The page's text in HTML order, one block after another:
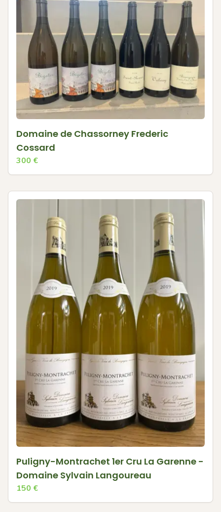
Domaine de Chassorney Frederic
Cossard
300 €
Puligny-Montrachet 1er Cru La Garenne -
Domaine Sylvain Langoureau
150 €